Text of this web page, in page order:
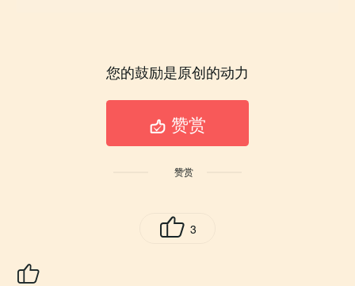
您的鼓励是原创的动力
赞赏
赞赏
 3
